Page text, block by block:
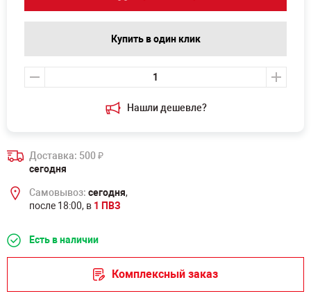
Нашли дешевле?
Купить в один клик
Доставка: 500₽
сегодня
Самовывоз: сегодня,
после 18:00, в 1 ПВЗ
Есть в наличии
Комплексный заказ